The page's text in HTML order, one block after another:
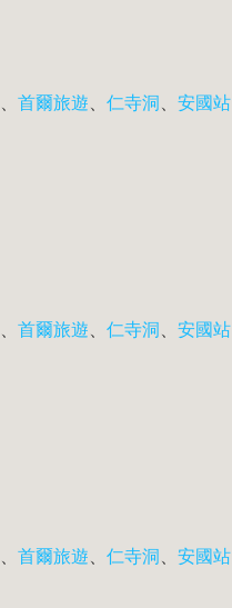
首爾旅遊 仁寺洞 安國站
首爾旅遊 仁寺洞 安國站
首爾旅遊 仁寺洞 安國站